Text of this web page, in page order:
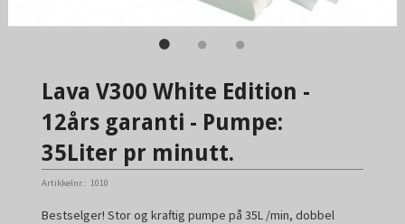
Lava V300 White Edition -
12års garanti - Pumpe:
35Liter pr minutt.
Artikkelnr.: 1010
Bestselger! Stor og kraftig pumpe på 35L /min, dobbel